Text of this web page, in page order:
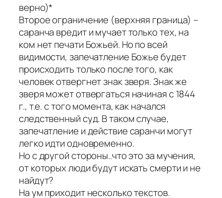
верно)*
Второе ограничение (верхняя граница) –
саранча вредит и мучает только тех, на
ком нет печати Божьей. Но по всей
видимости, запечатление Божье будет
происходить только после того, как
человек отвергнет знак зверя. Знак же
зверя может отвергаться начиная с 1844
г., т.е. с того момента, как начался
следственный суд. В таком случае,
запечатление и действие саранчи могут
легко идти одновременно.
Но с другой стороны..что это за мучения,
от которых люди будут искать смерти и не
найдут?
На ум приходит несколько текстов.